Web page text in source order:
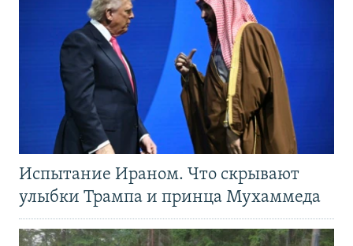
Испытание Ираном. Что скрывают
улыбки Трампа и принца Мухаммеда